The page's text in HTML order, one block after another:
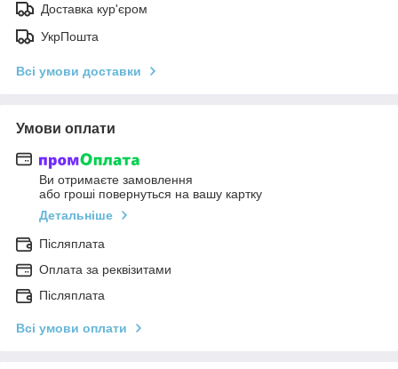
Доставка кур'єром
УкрПошта
Всі умови доставки
Умови оплати
Ви отримаєте замовлення
або гроші повернуться на вашу картку
Детальніше
Післяплата
Оплата за реквізитами
Післяплата
Всі умови оплати